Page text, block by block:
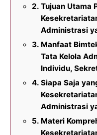
Tujuan Utama
Administrasi
Manfaat
Tata Kelola
Individu,
Siapa Saja
Administrasi
Materi